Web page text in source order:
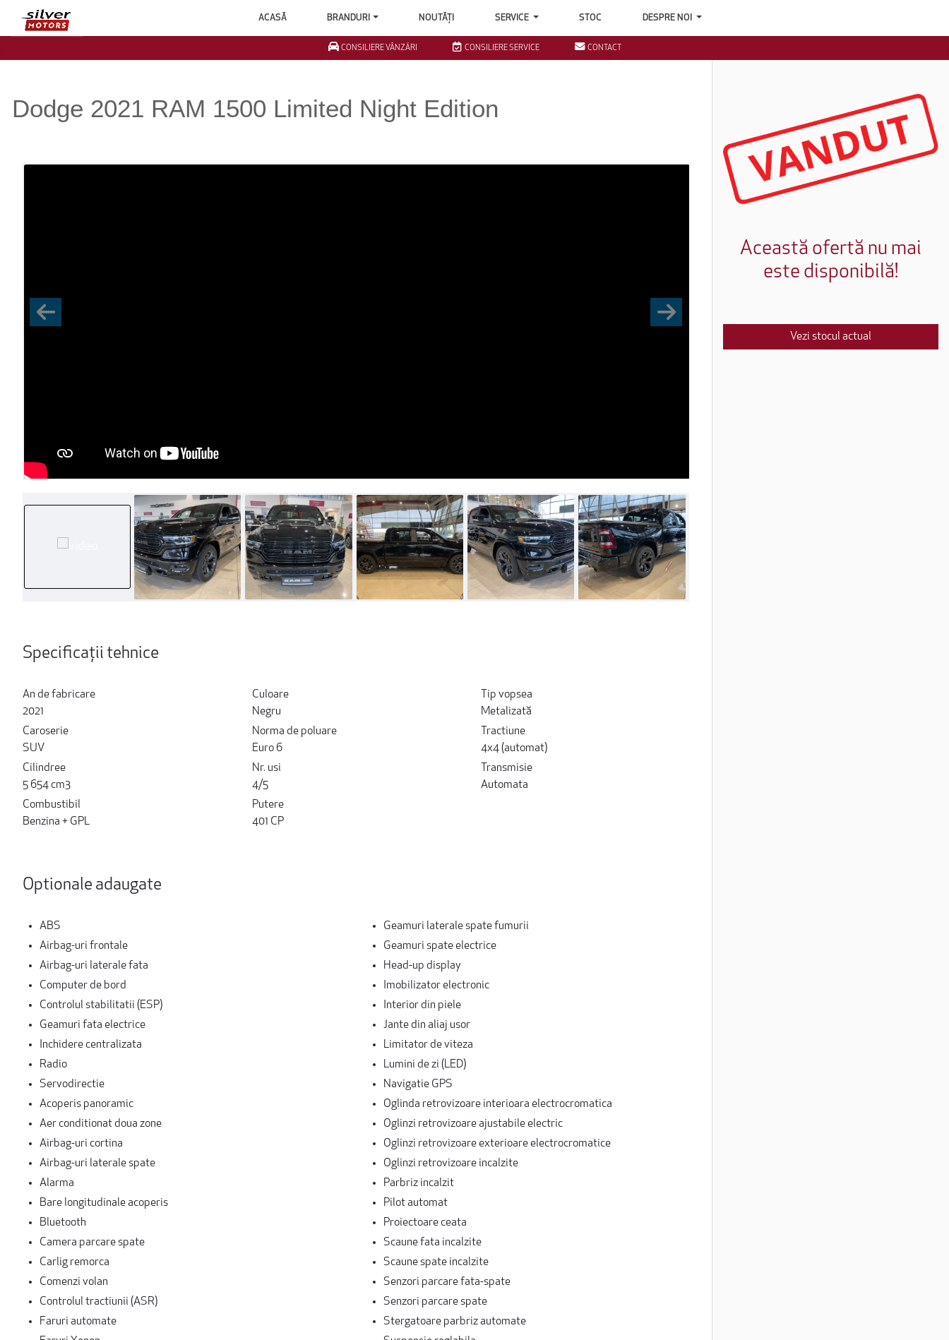
ACASĂ BRANDURI NOUTĂȚI SERVICE STOC DESPRE NOI
CONSILIERE VÂNZĂRI CONSILIERE SERVICE CONTACT
Dodge 2021 RAM 1500 Limited Night Edition
Specificații tehnice
An de fabricare
2021
Caroserie
SUV
Cilindree
5 654 cm3
Combustibil
Benzina + GPL
Culoare
Negru
Norma de poluare
Euro 6
Nr. usi
4/5
Putere
401 CP
Tip vopsea
Metalizată
Tractiune
4x4 (automat)
Transmisie
Automata
Optionale adaugate
ABS
Airbag-uri frontale
Airbag-uri laterale fata
Computer de bord
Controlul stabilitatii (ESP)
Geamuri fata electrice
Inchidere centralizata
Radio
Servodirectie
Acoperis panoramic
Aer conditionat doua zone
Airbag-uri cortina
Airbag-uri laterale spate
Alarma
Bare longitudinale acoperis
Bluetooth
Camera parcare spate
Carlig remorca
Comenzi volan
Controlul tractiunii (ASR)
Faruri automate
Geamuri laterale spate fumurii
Geamuri spate electrice
Head-up display
Imobilizator electronic
Interior din piele
Jante din aliaj usor
Limitator de viteza
Lumini de zi (LED)
Navigatie GPS
Oglinda retrovizoare interioara electrocromatica
Oglinzi retrovizoare ajustabile electric
Oglinzi retrovizoare exterioare electrocromatice
Oglinzi retrovizoare incalzite
Parbriz incalzit
Pilot automat
Proiectoare ceata
Scaune fata incalzite
Scaune spate incalzite
Senzori parcare fata-spate
Senzori parcare spate
Stergatoare parbriz automate
Această ofertă nu mai
este disponibilă!
Vezi stocul actual